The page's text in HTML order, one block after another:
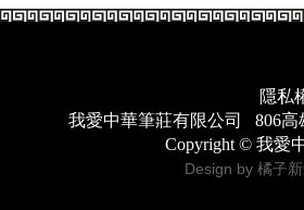
隱私
我愛中華筆莊有限公司 806高
Copyright © 我愛
Design by 橘子